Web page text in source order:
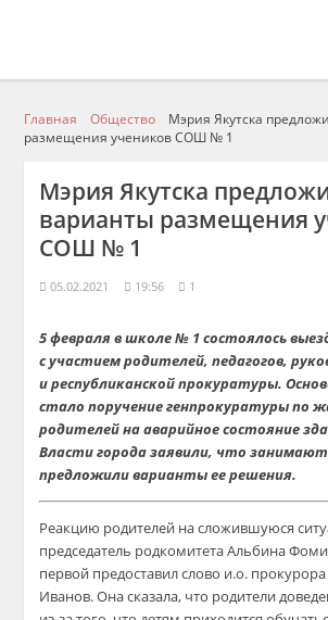
Главная Общество
Мэрия Якутска
размещения учеников СОШ № 1
Мэрия Якутска
варианты размещения
СОШ № 1
05.02.2021 19:56 1
5 февраля в школе № 1 состоялось
с участием родителей, педагогов,
и республиканской прокуратуры.
стало поручение генпрокуратуры по
родителей на аварийное состояние
Власти города заявили, что
предложили варианты ее решения.
Реакцию родителей на сложившуюся
председатель родкомитетаАльбина
первой предоставил слово и.о.
Иванов. Она сказала, что родители